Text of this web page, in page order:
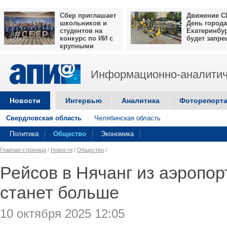
Сбер приглашает
школьников и
студентов на
конкурс по ИИ с
крупными
Движение
День города
будет
Информационно-
Новости Интервью Аналитика
Свердловская область Челябинская область
Политика Общество Экономика
Главная страница / Новости / Общество /
Рейсов в Нячанг из
станет больше
10 октября 2025 12:05